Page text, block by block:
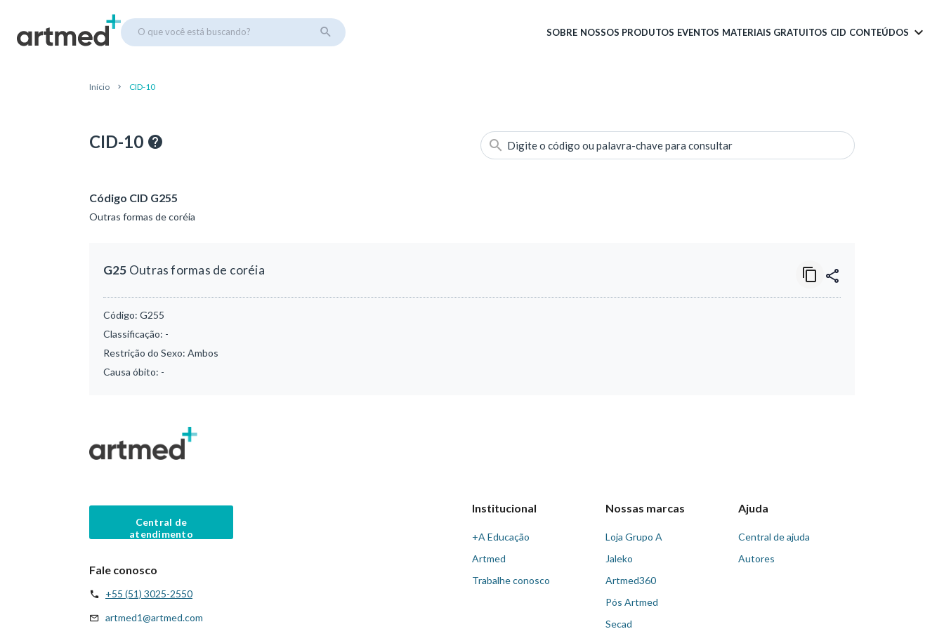
O que você está buscando? SOBRE NOSSOS PRODUTOS EVENTOS MATERIAIS GRATUITOS CID CONTEÚDOS
Início CID-10
CID-10 Digite o código ou palavra-chave para consultar
Código CID G255
Outras formas de coréia
G25 Outras formas de coréia
Código: G255
Classificação: -
Restrição do Sexo: Ambos
Causa óbito: -
Central de
atendimento
Fale conosco
+55 (51) 3025-2550
artmed1@artmed.com
Institucional
+A Educação
Artmed
Trabalhe conosco
Nossas marcas
Loja Grupo A
Jaleko
Artmed360
Pós Artmed
Secad
Ajuda
Central de ajuda
Autores